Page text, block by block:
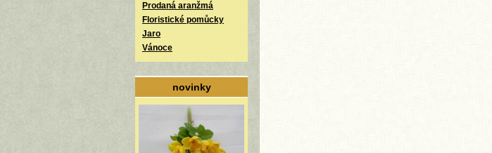
Prodaná aranžmá
Floristické pomůcky
Jaro
Vánoce
novinky